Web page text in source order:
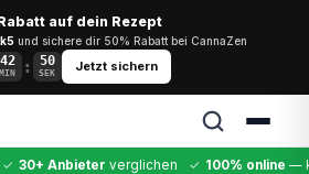
auf dein Rezept
und sichere dir 50% Rabatt bei CannaZen
42
MIN : 50
SEK Jetzt sichern
✓ 30+ Anbieter verglichen ✓ 100% online —